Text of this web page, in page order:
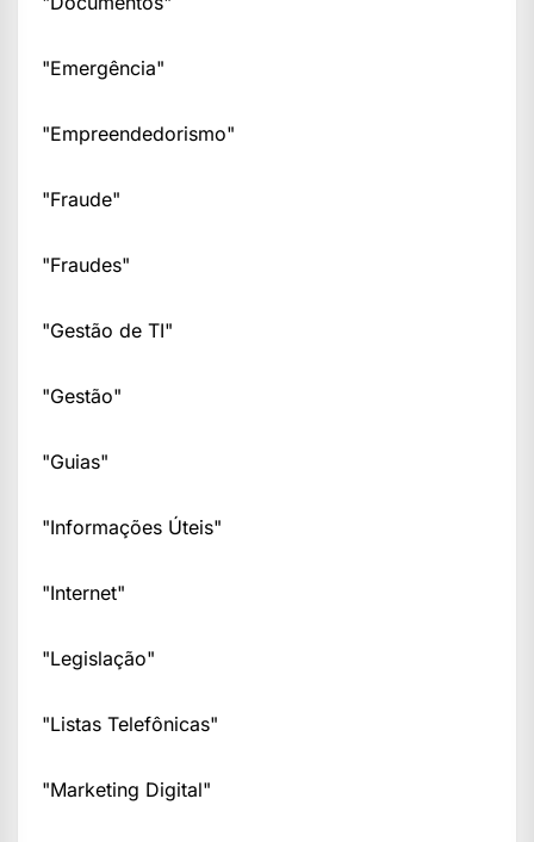
"Emergência"
"Empreendedorismo"
"Fraude"
"Fraudes"
"Gestão de TI"
"Gestão"
"Guias"
"Informações Úteis"
"Internet"
"Legislação"
"Listas Telefônicas"
"Marketing Digital"